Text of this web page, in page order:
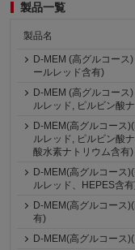
製品一覧
製品名
D-MEM (高グルコース
ールレッド含有)
D-MEM (高グルコース
ルレッド, ピルビン酸
D-MEM(高グルコース
ルレッド, ピルビン酸
酸水素ナトリウム含有)
D-MEM(高グルコース
ルレッド、HEPES含
D-MEM(高グルコース
有)
D-MEM(高グルコース